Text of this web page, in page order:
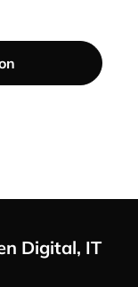
Digital, IT